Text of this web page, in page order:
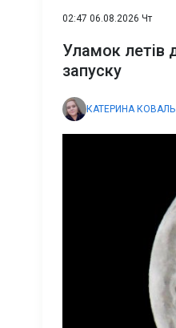
02:47 06.08.2026 Чт
Уламок летів
запуску
КАТЕРИНА КОВАЛЬ